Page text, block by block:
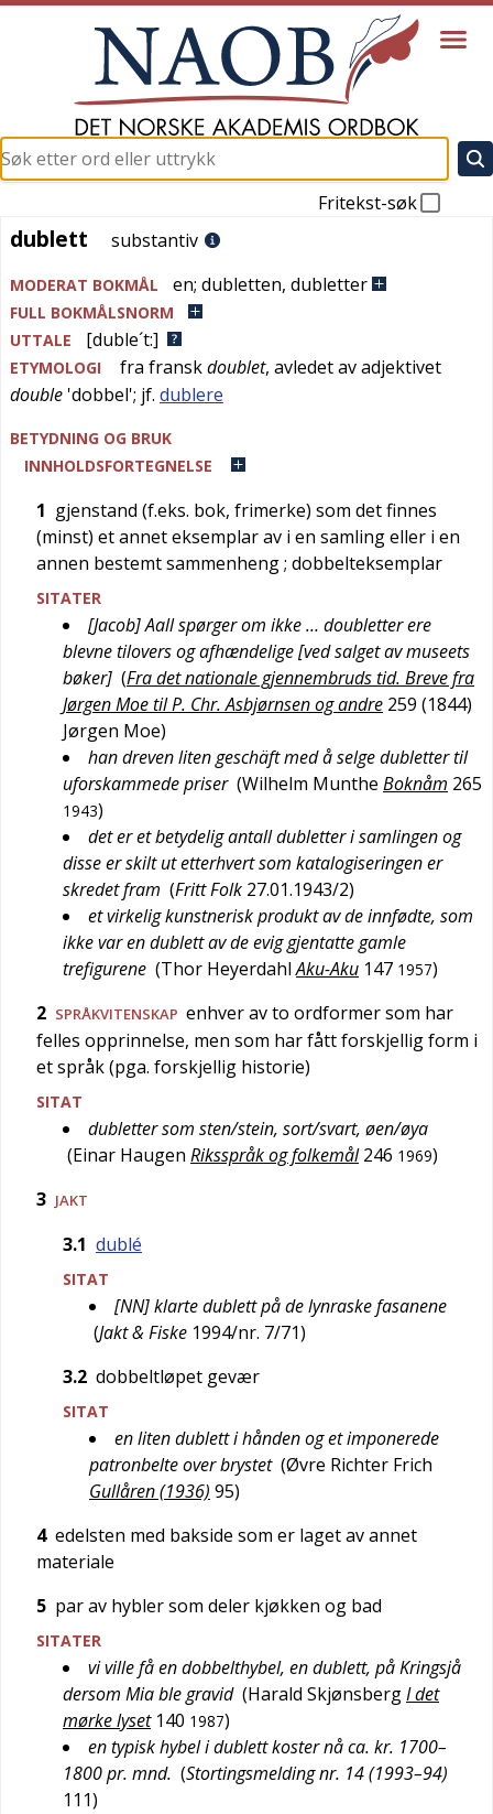
Fritekst-søk
dublett
dublett substantiv
MODERAT BOKMÅL en; dubletten, dubletter
FULL BOKMÅLSNORM
UTTALE
[duble´t:]
ETYMOLOGI fra franskdoublet, avledet av adjektivet
double 'dobbel'; jf. dublere
BETYDNING OG BRUK
INNHOLDSFORTEGNELSE
1 gjenstand (f.eks. bok, frimerke) som det finnes
(minst) et annet eksemplar av i en samling eller i en
annen bestemt sammenheng; dobbelteksemplar
SITATER
[Jacob] Aall spørger om ikke … doubletter ere
blevne tilovers og afhændelige [ved salget av museets
bøker] (Fra det nationale gjennembruds tid. Breve fra
Jørgen Moe til P. Chr. Asbjørnsen og andre 259 (1844)
Jørgen Moe)
han dreven liten geschäft med å selge dubletter til
uforskammede priser (Wilhelm Munthe Boknåm 265
1943)
det er et betydelig antall dubletter i samlingen og
disse er skilt ut etterhvert som katalogiseringen er
skredet fram (Fritt Folk 27.01.1943/2)
et virkelig kunstnerisk produkt av de innfødte, som
ikke var en dublett av de evig gjentatte gamle
trefigurene (Thor Heyerdahl Aku-Aku 147 1957)
2 SPRÅKVITENSKAP enhver av to ordformer som har
felles opprinnelse, men som har fått forskjellig form i
et språk (pga. forskjellig historie)
SITAT
dubletter som sten/stein, sort/svart, øen/øya
(Einar Haugen Riksspråk og folkemål 246 1969)
3 JAKT
3.1 dublé
SITAT
[NN] klarte dublett på de lynraske fasanene
(Jakt & Fiske 1994/nr. 7/71)
3.2 dobbeltløpet gevær
SITAT
en liten dublett i hånden og et imponerede
patronbelte over brystet (Øvre Richter Frich
Gullåren (1936) 95)
4 edelsten med bakside som er laget av annet
materiale
5 par av hybler som deler kjøkken og bad
SITATER
vi ville få en dobbelthybel, en dublett, på Kringsjå
dersom Mia ble gravid (Harald SkjønsbergI det
mørke lyset 140 1987)
en typisk hybel i dublett koster nå ca. kr. 1700–
1800 pr. mnd. (Stortingsmelding nr. 14 (1993–94)
111)